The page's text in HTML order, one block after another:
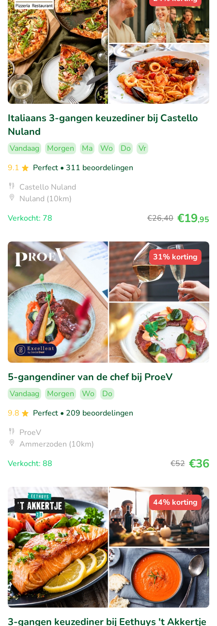
Italiaans 3-gangen keuzediner bij Castello
Nuland
Vandaag Morgen Ma Wo Do
Vr
9.1
Perfect • 311 beoordelingen
Castello Nuland
Nuland (10km)
Verkocht: 78
€26,40 €19,95
31% korting
5-gangendiner van de chef bij ProeV
Vandaag Morgen Wo
Do
9.8
Perfect • 209 beoordelingen
ProeV
Ammerzoden (10km)
Verkocht: 88
€52 €36
44% korting
3-gangen keuzediner bij Eethuys 't Akkertje